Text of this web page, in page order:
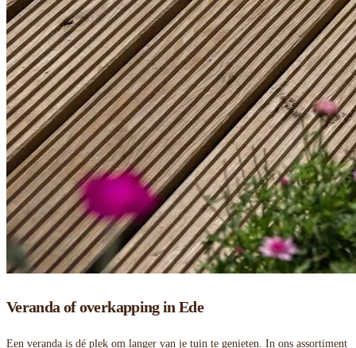
Veranda of overkapping in Ede
Een veranda is dé plek om langer van je tuin te genieten. In ons assortiment